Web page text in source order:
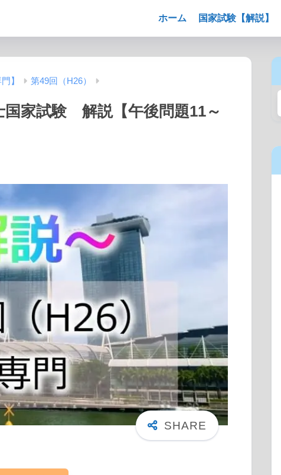
ホーム 国家試験【解説】
】 第49回（H26）
家試験 解説【午後問題11～